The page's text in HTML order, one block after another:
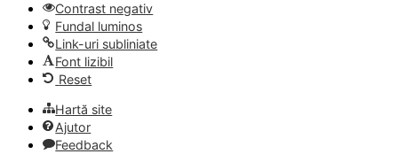
Contrast negativ
Fundal luminos
Link-uri subliniate
Font lizibil
Reset
Hartă site
Ajutor
Feedback